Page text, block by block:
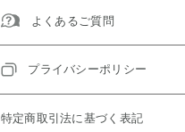
よくあるご質問
プライバシーポリシー
特定商取引法に基づく表記